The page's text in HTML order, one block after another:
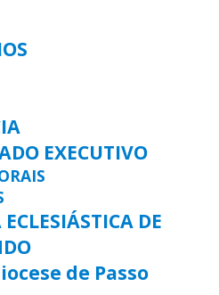
EXECUTIVO
DE
de Passo